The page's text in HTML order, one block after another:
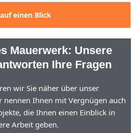
einen Blick
Mauerwerk: Unsere
Ihre Fragen
wir Sie näher über unser
nennen Ihnen mit Vergnügen auch
die Ihnen einen Einblick in
Arbeit geben.